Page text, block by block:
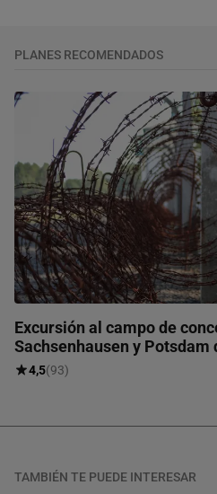
PLANES RECOMENDADOS
Excursión al campo de
Sachsenhausen y Potsdam
4,5(93)
TAMBIÉN TE PUEDE INTERESAR